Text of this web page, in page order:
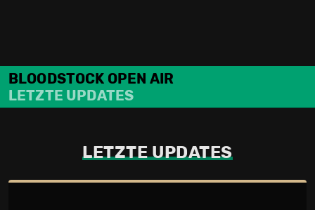
BLOODSTOCK OPEN AIR
LETZTE UPDATES
LETZTE UPDATES